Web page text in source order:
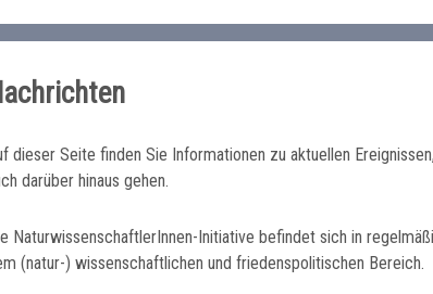
dieser Seite finden Sie Informationen zu aktuellen
darüber hinaus gehen.
NaturwissenschaftlerInnen-Initiative befindet sich in
(natur-) wissenschaftlichen und friedenspolitischen Bereich.